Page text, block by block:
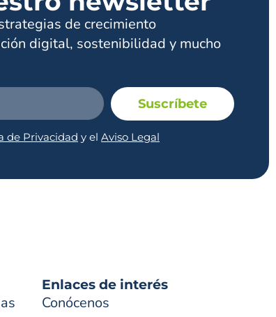
de crecimiento
digital, sostenibilidad y mucho
de Privacidad y el Aviso Legal
Suscríbete
Enlaces de interés
Conócenos